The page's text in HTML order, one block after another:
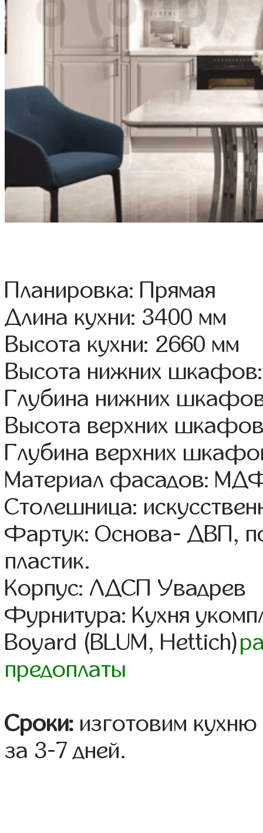
Планировка: Прямая
Длина кухни: 3400 мм
Высота кухни: 2660 мм
Высота нижних
Глубина нижних
Высота верхних
Глубина верхних
Материал фасадов:
Столешница:
Фартук: Основа- ДВП,
пластик.
Корпус: ЛДСП Увадрев
Фурнитура: Кухня
Boyard (BLUM, Hettich)
предоплаты
Сроки: изготовим
за 3-7 дней.